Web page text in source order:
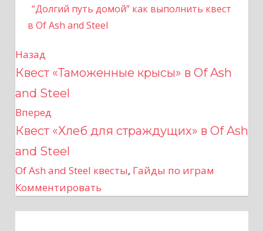
“Долгий путь домой” как выполнить квест
в Of Ash and Steel
Н
в
и
г
а
ц
Назад
Квест «Таможенные крысы» в Of Ash
and Steel
Вперед
Квест «Хлеб для страждущих» в Of Ash
and Steel
Of Ash and Steel квесты, Гайды по играм
Комментировать